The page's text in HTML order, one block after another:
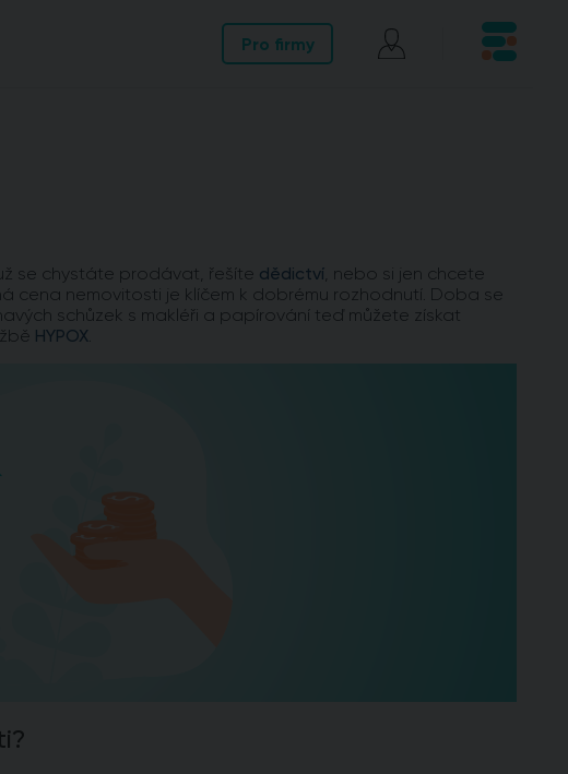
Pro firmy
se chystáte prodávat, řešíte dědictví , nebo si jen chcete
nemovitosti je klíčem k dobrému rozhodnutí. Doba se
schůzek s makléři a papírování teď můžete získat
HYPOX